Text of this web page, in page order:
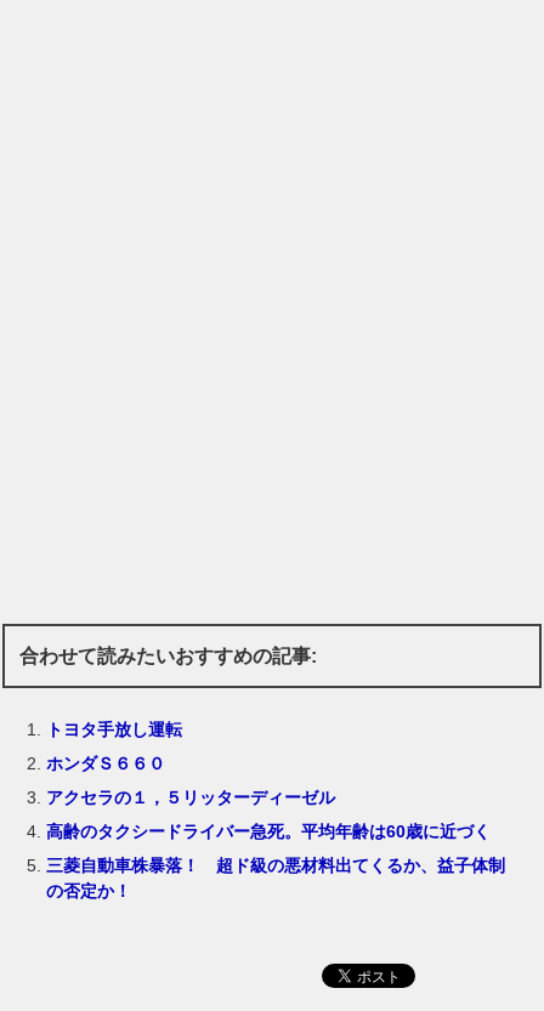
合わせて読みたいおすすめの記事:
トヨタ手放し運転
ホンダＳ６６０
アクセラの１，５リッターディーゼル
高齢のタクシードライバー急死。平均年齢は60歳に近づく
三菱自動車株暴落！ 超ド級の悪材料出てくるか、益子体制
の否定か！